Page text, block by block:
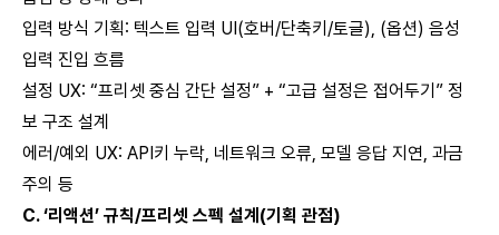
입력 방식 기획: 텍스트 입력 UI(호버/단축키/토글), (옵션) 음성
입력 진입 흐름
설정 UX: “프리셋 중심 간단 설정” + “고급 설정은 접어두기” 정
보 구조 설계
에러/예외 UX: API키 누락, 네트워크 오류, 모델 응답 지연, 과금
주의 등
C. ‘리액션’ 규칙/프리셋 스펙 설계(기획 관점)